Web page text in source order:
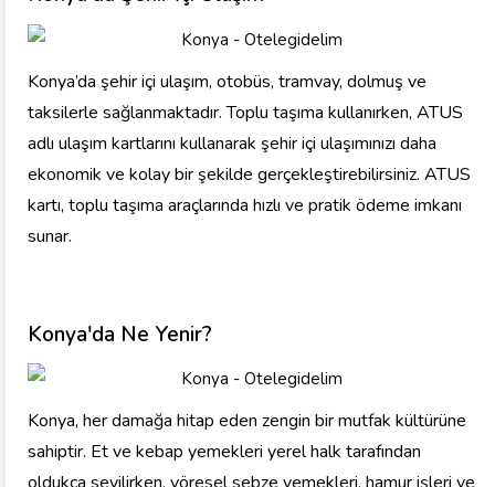
Konya’da şehir içi ulaşım, otobüs, tramvay, dolmuş ve
taksilerle sağlanmaktadır. Toplu taşıma kullanırken, ATUS
adlı ulaşım kartlarını kullanarak şehir içi ulaşımınızı daha
ekonomik ve kolay bir şekilde gerçekleştirebilirsiniz. ATUS
kartı, toplu taşıma araçlarında hızlı ve pratik ödeme imkanı
sunar.
Konya'da Ne Yenir?
Konya, her damağa hitap eden zengin bir mutfak kültürüne
sahiptir. Et ve kebap yemekleri yerel halk tarafından